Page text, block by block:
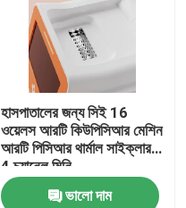
হাসপাতালের জন্য সিই 16
ওয়েলস আরটি কিউপিসিআর মেশিন
আরটি পিসিআর থার্মাল সাইক্লার
4 চ্যানেল মিনি
ভালো দাম